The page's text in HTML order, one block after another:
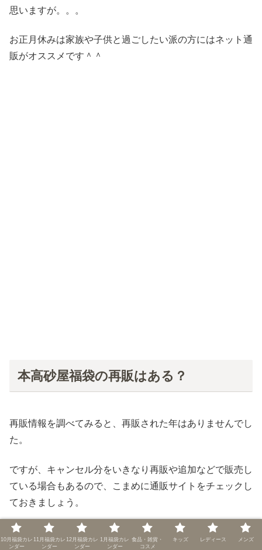
思いますが。。。
お正月休みは家族や子供と過ごしたい派の方にはネット通
販がオススメです＾＾
本高砂屋福袋の再販はある？
再販情報を調べてみると、再販された年はありませんでし
た。
ですが、キャンセル分をいきなり再販や追加などで販売し
ている場合もあるので、こまめに通販サイトをチェックし
ておきましょう。
楽天や公式ツイートなどチェックしておくと福袋ゲットに
つながりやすいです。
10月福袋カレ
ンダー
11月福袋カレ
ンダー
12月福袋カレ
ンダー
1月福袋カレ
ンダー
食品・雑貨・
コスメ
キッズ レディース メンズ